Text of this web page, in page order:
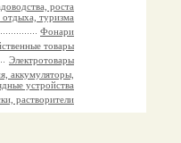
роста
отдыха, туризма
Фонари
товары
Электротовары
аккумуляторы,
устройства
растворители